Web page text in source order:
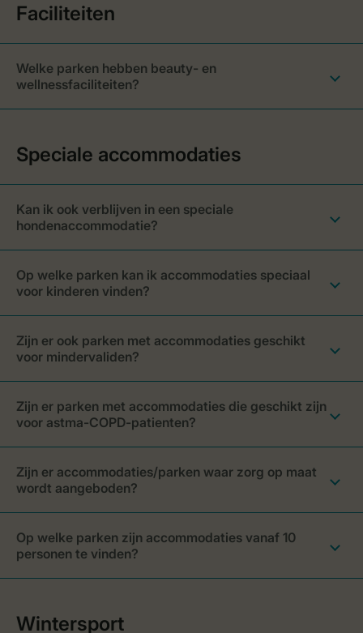
Welke parken hebben beauty- en
wellnessfaciliteiten?
Kan ik ook verblijven in een speciale
hondenaccommodatie?
Op welke parken kan ik accommodaties speciaal
voor kinderen vinden?
Zijn er ook parken met accommodaties geschikt
voor mindervaliden?
Zijn er parken met accommodaties die geschikt zijn
voor astma-COPD-patienten?
Zijn er accommodaties/parken waar zorg op maat
wordt aangeboden?
Op welke parken zijn accommodaties vanaf 10
personen te vinden?